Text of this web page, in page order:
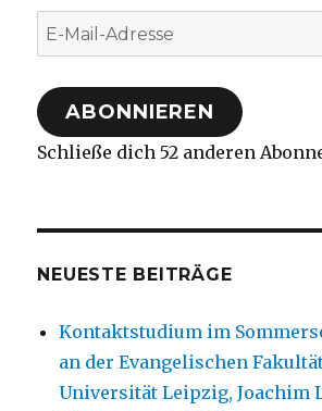
E-
Mail-
Adresse
ABONNIEREN
Schließe dich 52 anderen
NEUESTE BEITRÄGE
Kontaktstudium im
an der Evangelischen
Universität Leipzig, Joachim